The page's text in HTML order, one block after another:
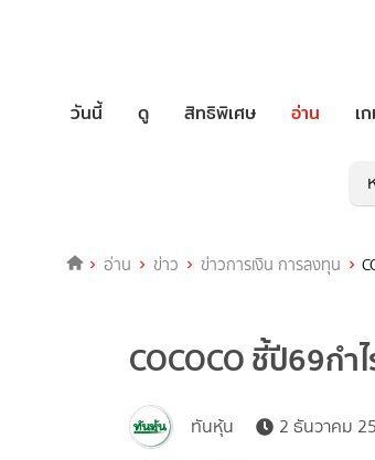
วันนี้ ดู สิทธิพิเศษ อ่าน เ
อ่าน ข่าว ข่าวการเงิน การลงทุน
COCOCO ชี้ปี69ก
ทันหุ้น 2 ธันวาคม